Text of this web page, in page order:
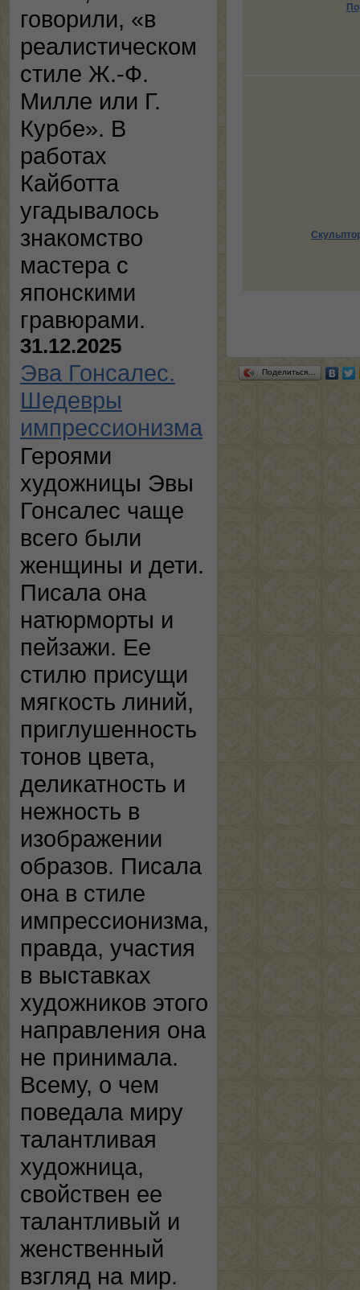
говорили, «в
реалистическом
стиле Ж.-Ф.
Милле или Г.
Курбе». В
работах
Кайботта
угадывалось
знакомство
мастера с
японскими
гравюрами.
31.12.2025
Эва Гонсалес.
Шедевры
импрессионизма
Героями
художницы Эвы
Гонсалес чаще
всего были
женщины и дети.
Писала она
натюрморты и
пейзажи. Ее
стилю присущи
мягкость линий,
приглушенность
тонов цвета,
деликатность и
нежность в
изображении
образов. Писала
она в стиле
импрессионизма,
правда, участия
в выставках
художников этого
направления она
не принимала.
Всему, о чем
поведала миру
талантливая
художница,
свойствен ее
талантливый и
женственный
взгляд на мир.
Поделиться…